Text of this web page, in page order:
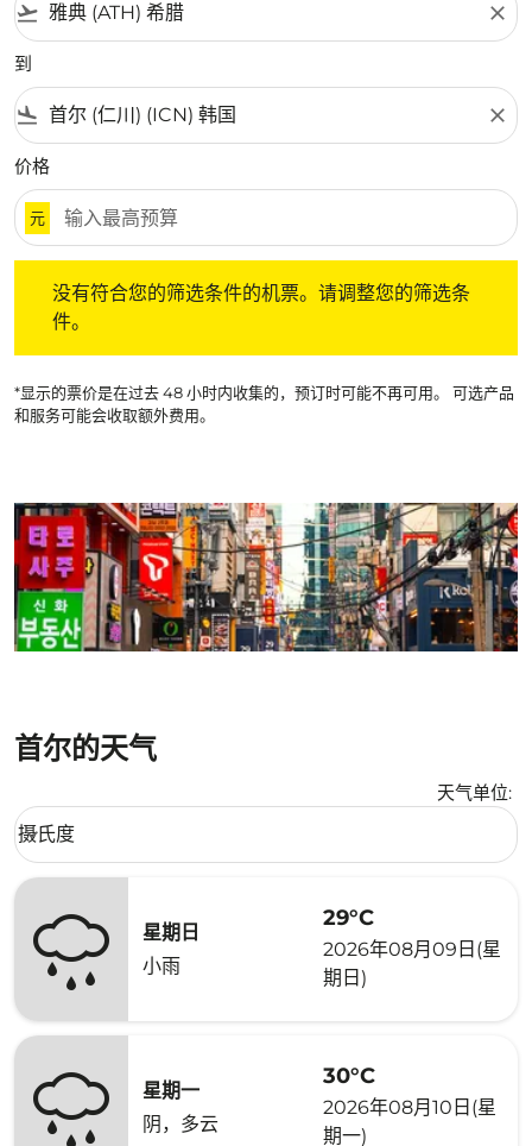
flight_takeoff close
到
flight_land close
价格
元
没有符合您的筛选条件的机票。请调整您的筛选条
件。
*显示的票价是在过去 48 小时内收集的，预订时可能不再可用。 可选产品
和服务可能会收取额外费用。
首尔的天气
天气单位:
Weather unit option 摄氏度 Selected
摄氏度
keyboard_arrow_down
星期日
小雨
29°C
2026年08月09日(星
期日)
星期一
阴，多云
30°C
2026年08月10日(星
期一)